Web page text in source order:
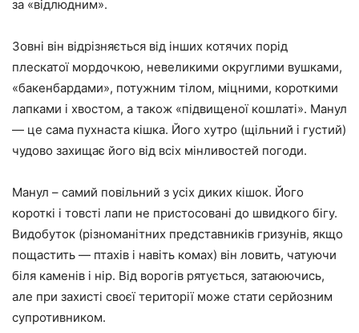
за «відлюдним».
Зовні він відрізняється від інших котячих порід
плескатої мордочкою, невеликими округлими вушками,
«бакенбардами», потужним тілом, міцними, короткими
лапками і хвостом, а також «підвищеної кошлаті». Манул
— це сама пухнаста кішка. Його хутро (щільний і густий)
чудово захищає його від всіх мінливостей погоди.
Манул – самий повільний з усіх диких кішок. Його
короткі і товсті лапи не пристосовані до швидкого бігу.
Видобуток (різноманітних представників гризунів, якщо
пощастить — птахів і навіть комах) він ловить, чатуючи
біля каменів і нір. Від ворогів рятується, затаюючись,
але при захисті своєї території може стати серйозним
супротивником.